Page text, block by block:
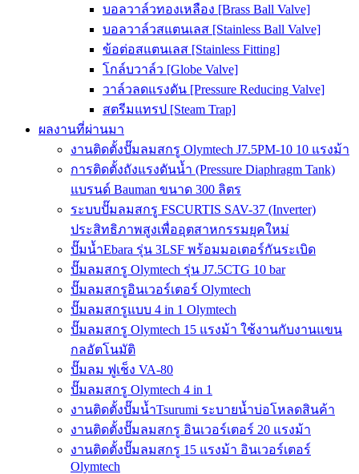
บอลวาล์วทองเหลือง [Brass Ball Valve]
บอลวาล์วสแตนเลส [Stainless Ball Valve]
ข้อต่อสแตนเลส [Stainless Fitting]
โกล์บวาล์ว [Globe Valve]
วาล์วลดแรงดัน [Pressure Reducing Valve]
สตรีมแทรป [Steam Trap]
ผลงานที่ผ่านมา
งานติดตั้งปั๊มลมสกรู Olymtech J7.5PM-10 10 แรงม้า
การติดตั้งถังแรงดันน้ำ (Pressure Diaphragm Tank)
แบรนด์ Bauman ขนาด 300 ลิตร
ระบบปั๊มลมสกรู FSCURTIS SAV-37 (Inverter)
ประสิทธิภาพสูงเพื่ออุตสาหกรรมยุคใหม่
ปั๊มน้ำEbara รุ่น 3LSF พร้อมมอเตอร์กันระเบิด
ปั๊มลมสกรู Olymtech รุ่น J7.5CTG 10 bar
ปั๊มลมสกรูอินเวอร์เตอร์ Olymtech
ปั๊มลมสกรูแบบ 4 in 1 Olymtech
ปั๊มลมสกรู Olymtech 15 แรงม้า ใช้งานกับงานแขน
กลอัตโนมัติ
ปั๊มลม ฟูเช็ง VA-80
ปั๊มลมสกรู Olymtech 4 in 1
งานติดตั้งปั๊มน้ำTsurumi ระบายน้ำบ่อโหลดสินค้า
งานติดตั้งปั๊มลมสกรู อินเวอร์เตอร์ 20 แรงม้า
งานติดตั้งปั๊มลมสกรู 15 แรงม้า อินเวอร์เตอร์
Olymtech